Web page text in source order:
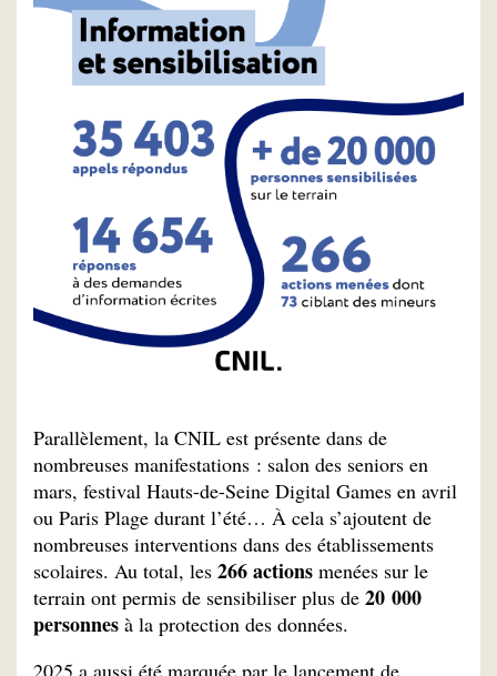
Parallèlement, la CNIL est présente dans de
nombreuses manifestations : salon des seniors en
mars, festival Hauts-de-Seine Digital Games en avril
ou Paris Plage durant l’été… À cela s’ajoutent de
nombreuses interventions dans des établissements
scolaires. Au total, les 266 actions menées sur le
terrain ont permis de sensibiliser plus de 20 000
personnes à la protection des données.
2025 a aussi été marquée par le lancement de